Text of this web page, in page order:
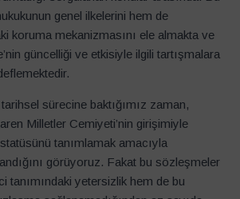
genel ilkelerini hem de
koruma mekanizmasını ele almakta ve
güncelliği ve etkisiyle ilgili tartışmalara
sürecine baktığımız zaman,
Milletler Cemiyeti’nin girişimiyle
tanımlamak amacıyla
görüyoruz. Fakat bu sözleşmeler
tanımındaki yetersizlik hem de bu